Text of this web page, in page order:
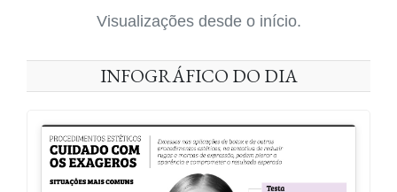
Visualizações desde o início.
INFOGRÁFICO DO DIA